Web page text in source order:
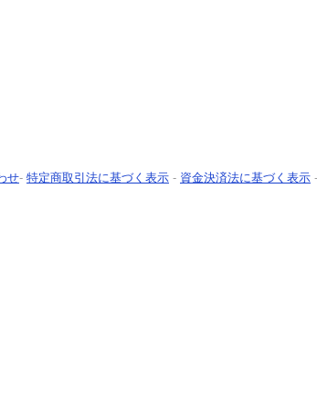
せ- 特定商取引法に基づく表示 - 資金決済法に基づく表示 -